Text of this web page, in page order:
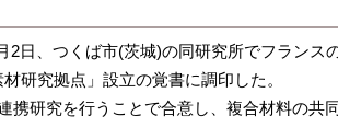
日、つくば市(茨城)の同研究所でフランス
研究拠点」設立の覚書に調印した。
研究を行うことで合意し、複合材料の共